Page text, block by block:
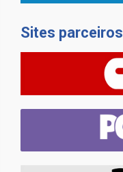
Sites parceiros